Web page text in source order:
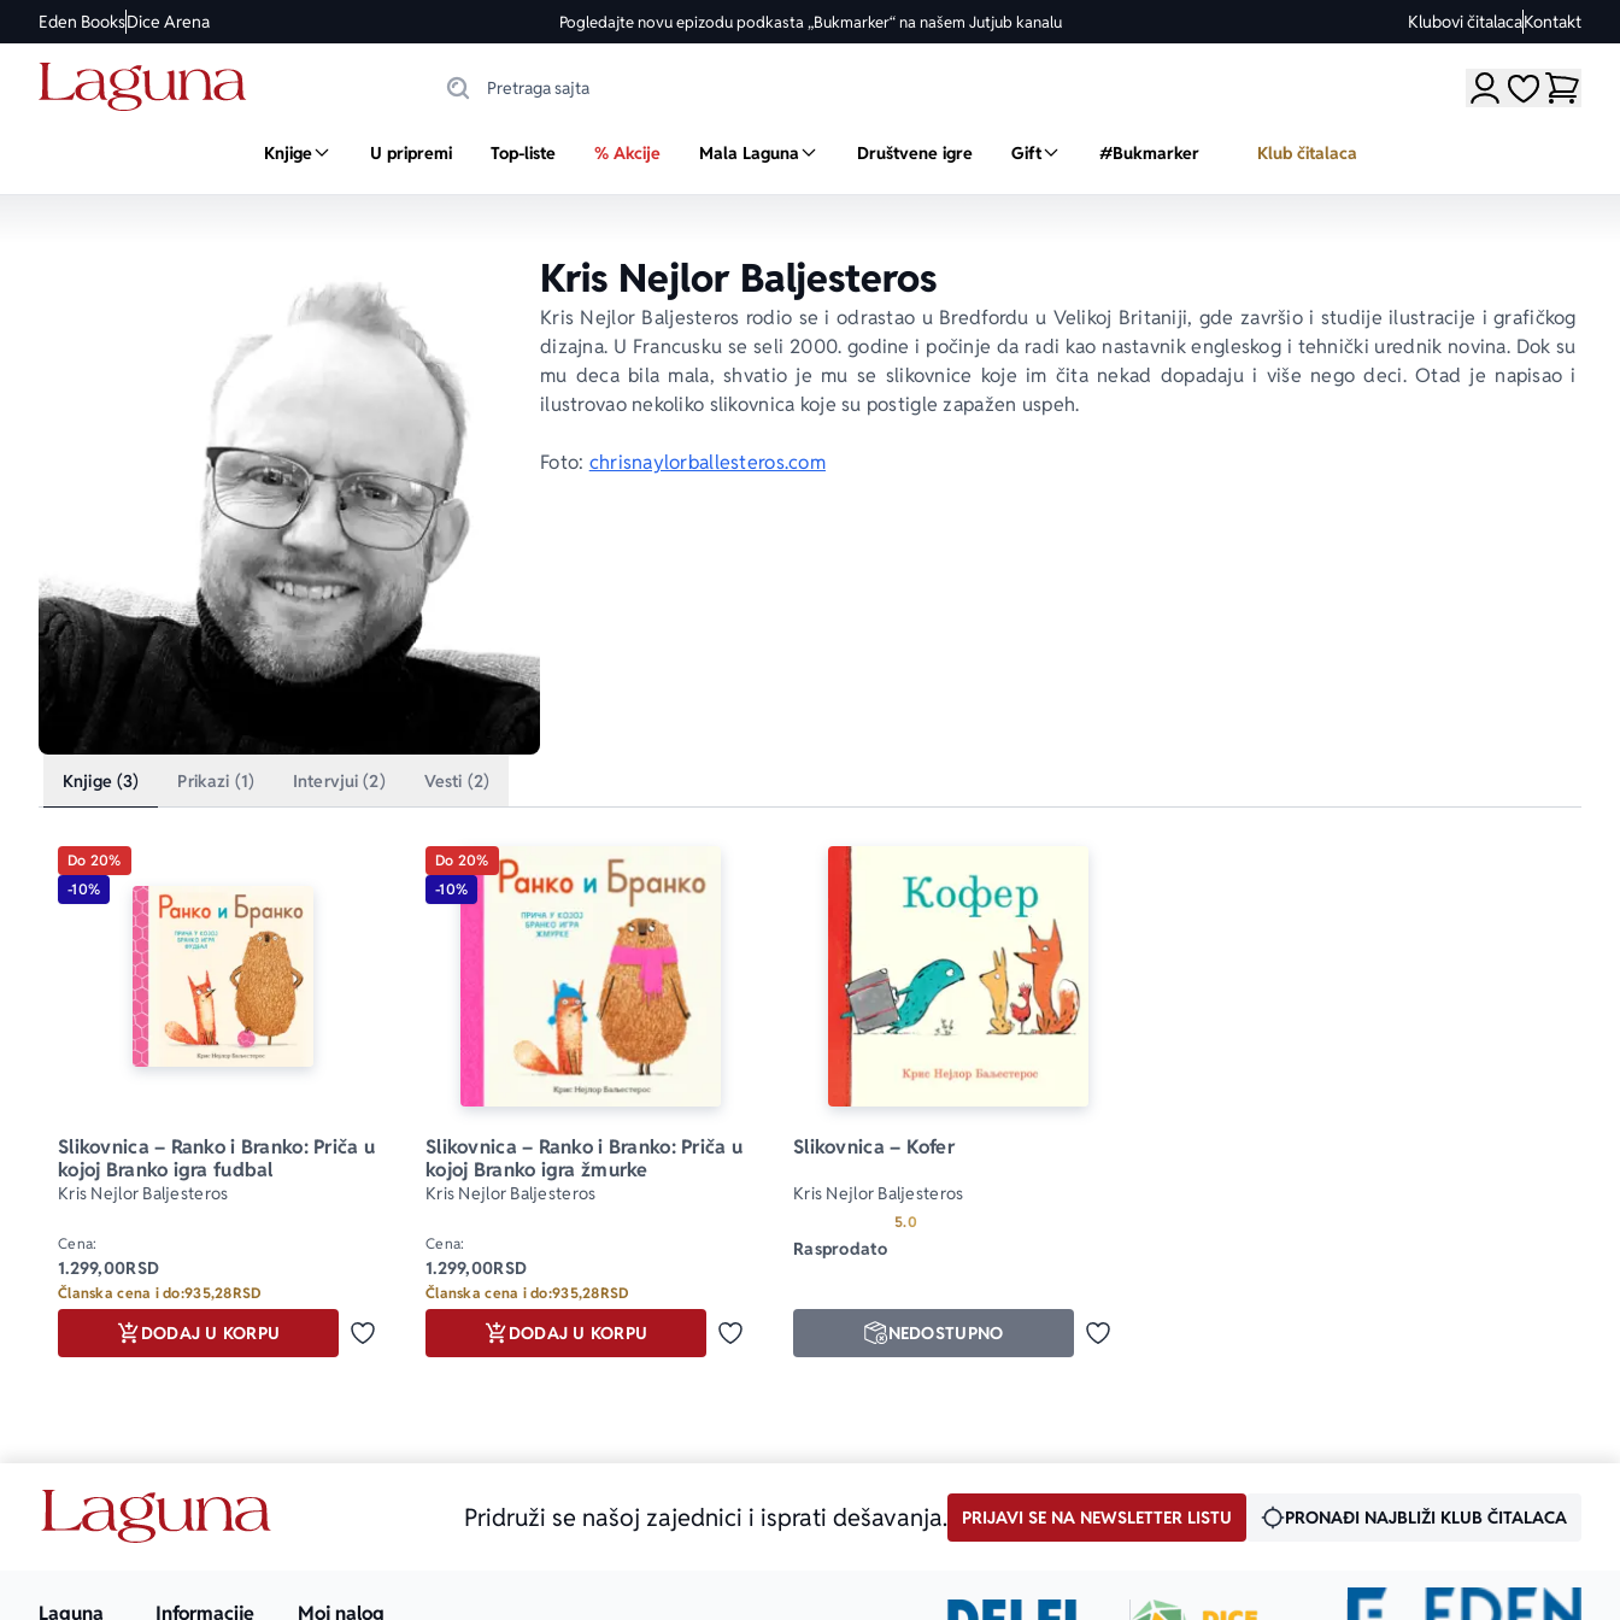
Eden BooksDice Arena Pogledajte novu epizodu podkasta „Bukmarker“ na našem Jutjub kanalu Klubovi čitalacaKontakt
Moji omiljeni
Knjige U pripremi Top-liste % Akcije Mala Laguna Društvene igre Gift #Bukmarker Klub čitalaca
Kris Nejlor Baljesteros
Kris Nejlor Baljesteros rodio se i odrastao u Bredfordu u Velikoj Britaniji, gde završio i studije ilustracije i grafičkog
dizajna. U Francusku se seli 2000. godine i počinje da radi kao nastavnik engleskog i tehnički urednik novina. Dok su
mu deca bila mala, shvatio je mu se slikovnice koje im čita nekad dopadaju i više nego deci. Otad je napisao i
ilustrovao nekoliko slikovnica koje su postigle zapažen uspeh.
Foto: chrisnaylorballesteros.com
Knjige (3) Prikazi (1) Intervjui (2) Vesti (2)
Do 20%
-10%
Slikovnica – Ranko i Branko: Priča u
kojoj Branko igra fudbal
Kris Nejlor Baljesteros
Cena:
1.299,00RSD
Članska cena i do:935,28RSD
Dodaj u omiljene
DODAJ U KORPU
Do 20%
-10%
Slikovnica – Ranko i Branko: Priča u
kojoj Branko igra žmurke
Kris Nejlor Baljesteros
Cena:
1.299,00RSD
Članska cena i do:935,28RSD
Dodaj u omiljene
DODAJ U KORPU
Slikovnica – Kofer
Kris Nejlor Baljesteros
5.0Prosecna ocena je 5.0 od 5
Rasprodato
Dodaj u omiljene
NEDOSTUPNO
Pridruži se našoj zajednici i isprati dešavanja. PRIJAVI SE NA NEWSLETTER LISTU PRONAĐI NAJBLIŽI KLUB ČITALACA
Laguna Informacije Moj nalog